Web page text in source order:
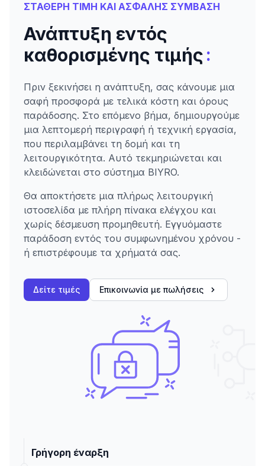
ΣΤΑΘΕΡΗ ΤΙΜΗ ΚΑΙ ΑΣΦΑΛΗΣ ΣΥΜΒΑΣΗ
Ανάπτυξη εντός
καθορισμένης τιμής:
Πριν ξεκινήσει η ανάπτυξη, σας κάνουμε μια
σαφή προσφορά με τελικά κόστη και όρους
παράδοσης. Στο επόμενο βήμα, δημιουργούμε
μια λεπτομερή περιγραφή ή τεχνική εργασία,
που περιλαμβάνει τη δομή και τη
λειτουργικότητα. Αυτό τεκμηριώνεται και
κλειδώνεται στο σύστημα BIYRO.
Θα αποκτήσετε μια πλήρως λειτουργική
ιστοσελίδα με πλήρη πίνακα ελέγχου και
χωρίς δέσμευση προμηθευτή. Εγγυόμαστε
παράδοση εντός του συμφωνημένου χρόνου -
ή επιστρέφουμε τα χρήματά σας.
Δείτε τιμές Επικοινωνία με πωλήσεις
Γρήγορη έναρξη